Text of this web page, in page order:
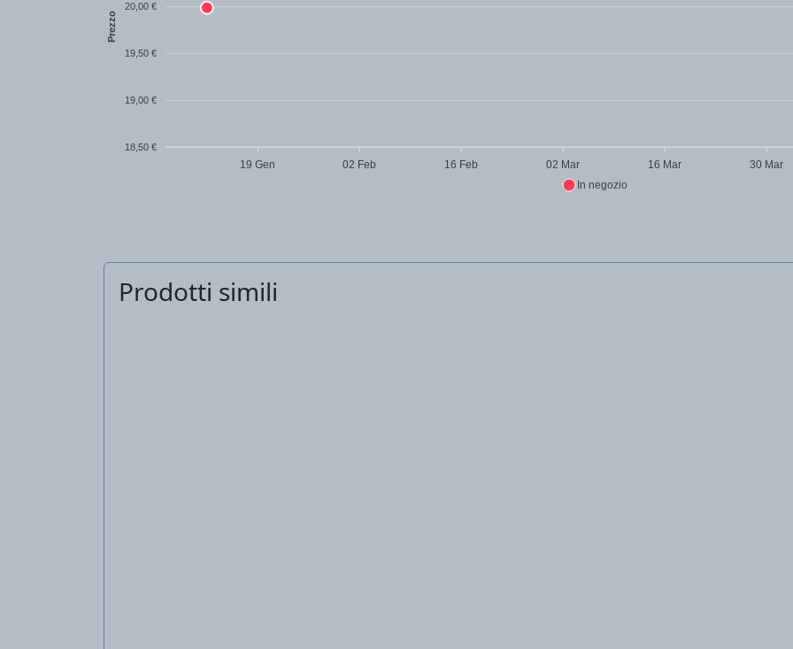
20,00 €
19,50 €
19,00 €
18,50 €
Prezzo
19 Gen 02 Feb 16 Feb 02 Mar 16 Mar 30 Mar
In negozio
Prodotti simili